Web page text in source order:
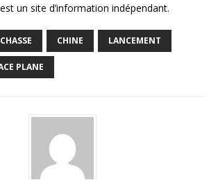
est un site d’information indépendant.
CHINE LANCEMENT
PLANE